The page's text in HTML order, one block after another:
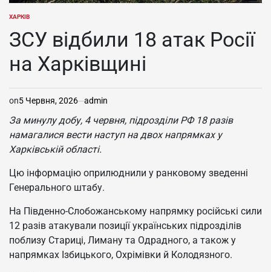
ОПУБЛІКУВАТИ
ХАРКІВ
ЗСУ відбили 18 атак Росії
на Харківщині
on5 Червня, 2026 admin
За минулу добу, 4 червня, підрозділи РФ 18 разів
намагалися вести наступ на двох напрямках у
Харківській області.
Цю інформацію оприлюднили у ранковому зведенні
Генерального штабу.
На Південно-Слобожанському напрямку російські сили
12 разів атакували позиції українських підрозділів
поблизу Стариці, Лиману та Одрадного, а також у
напрямках Ізбицького, Охрімівки й Колодязного.